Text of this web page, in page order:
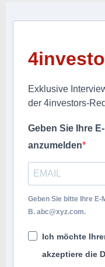
Exklusive
der 4investors-
Geben Sie Ihre
anzumelden
Geben Sie bitte Ihre
B. abc@xyz.com.
Ich möchte
akzeptiere die